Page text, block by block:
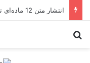
انتشار متن 12 ماده‌ای توافق نهایی بین ترکیه و پ.ک.ک